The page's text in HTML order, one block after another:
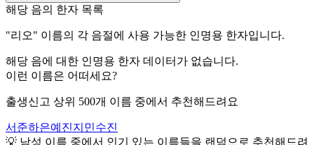
해당 음의 한자 목록
"리오" 이름의 각 음절에 사용 가능한 인명용 한자입니다.
해당 음에 대한 인명용 한자 데이터가 없습니다.
이런 이름은 어떠세요?
출생신고 상위 500개 이름 중에서 추천해드려요
서준하은예진지민수진
💡 남성 이름 중에서 인기 있는 이름들을 랜덤으로 추천해드려